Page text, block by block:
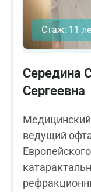
Стаж: 11
Середина
Сергеевна
ведущий